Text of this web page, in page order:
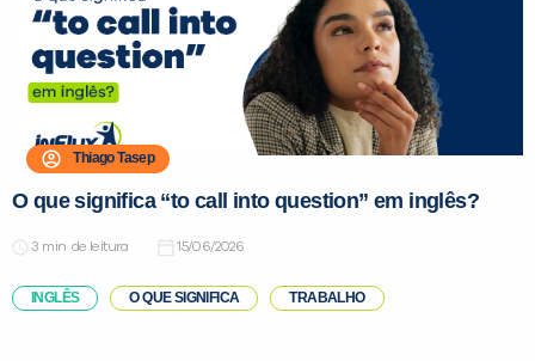
Thiago Tasep
O que significa “to call into question” em inglês?
de leitura 15/06/2026
INGLÊS O QUE SIGNIFICA TRABALHO
Você é aluno inFlux?
Sim